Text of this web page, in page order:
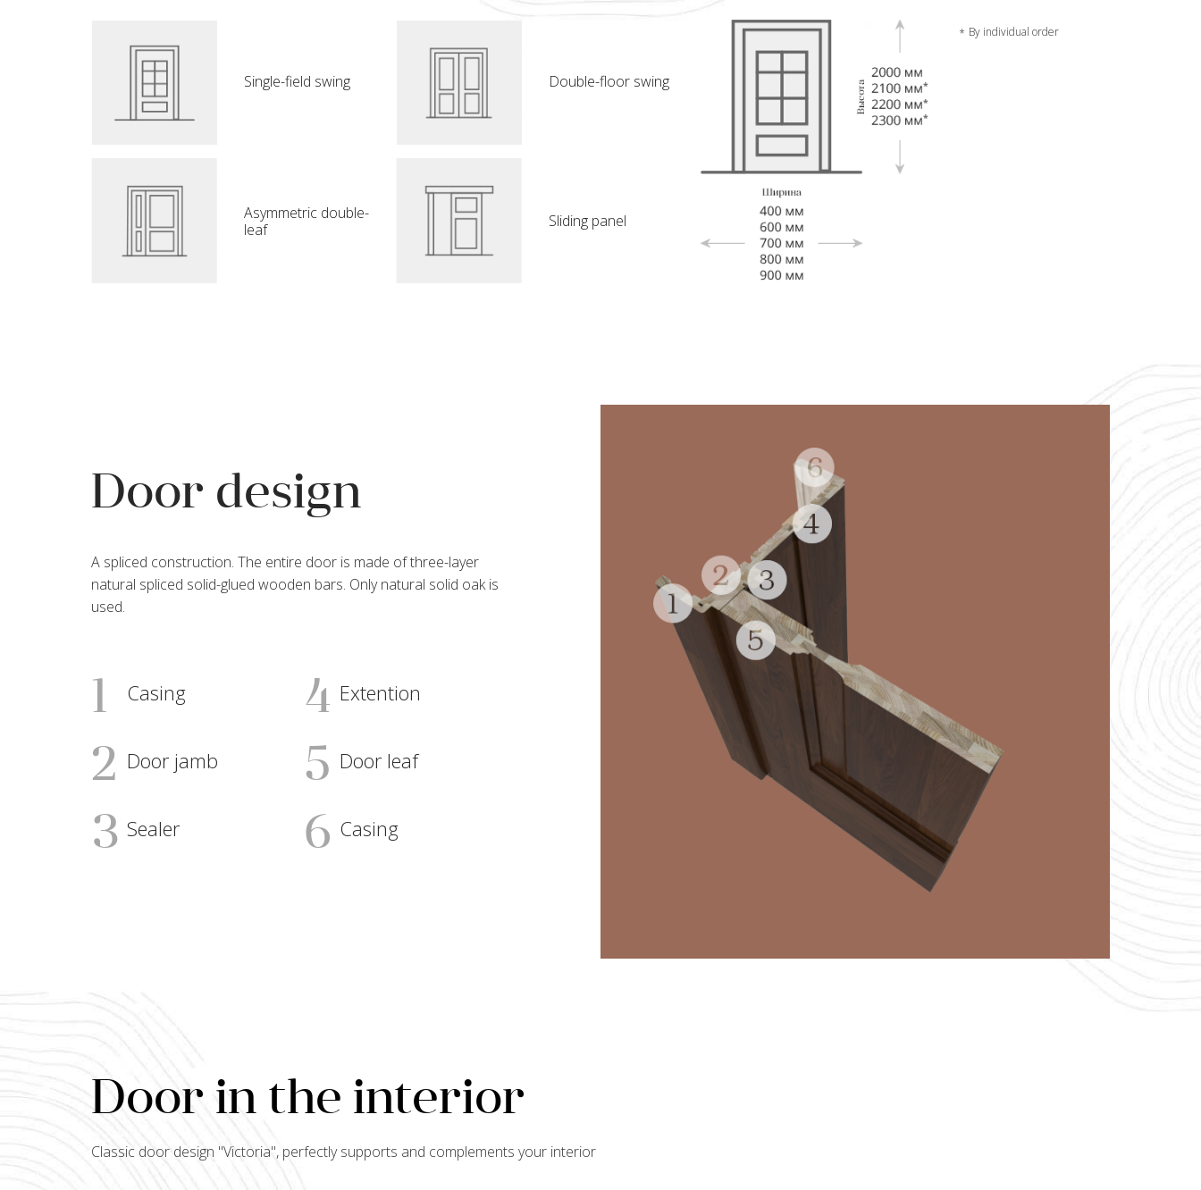
Single-field swing Double-floor swing
Asymmetric double-
leaf
Sliding panel
By individual order
Door design
A spliced construction. The entire door is made of three-layer
natural spliced solid-glued wooden bars. Only natural solid oak is
used.
1 Casing 4 Extention
2 Door jamb 5 Door leaf
3 Sealer 6 Casing
Door in the interior
Classic door design "Victoria", perfectly supports and complements your interior